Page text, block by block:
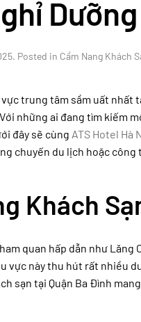
. Posted in Cẩm Nang Khách
trung tâm sầm uất
những ai đang tìm kiếm
đây sẽ cùng ATS Hotel Hà
chuyến du lịch hoặc công
Khách
quan hấp dẫn như Lăng
vực này thu hút rất nhiều
sạn tại Quận Ba Đình